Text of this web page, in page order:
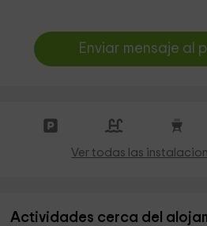
Enviar mensaje al
Ver todas las
Actividades cerca del